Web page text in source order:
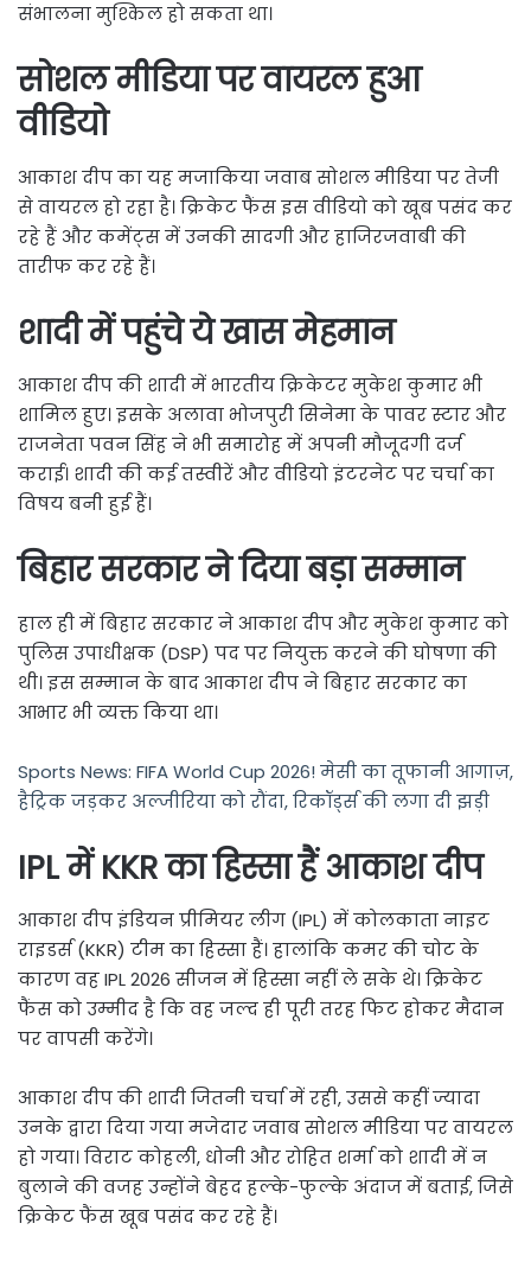
संभालना मुश्किल हो सकता था।
सोशल मीडिया पर वायरल हुआ
वीडियो
आकाश दीप का यह मजाकिया जवाब सोशल मीडिया पर तेजी
से वायरल हो रहा है। क्रिकेट फैंस इस वीडियो को खूब पसंद कर
रहे हैं और कमेंट्स में उनकी सादगी और हाजिरजवाबी की
तारीफ कर रहे हैं।
शादी में पहुंचे ये खास मेहमान
आकाश दीप की शादी में भारतीय क्रिकेटर मुकेश कुमार भी
शामिल हुए। इसके अलावा भोजपुरी सिनेमा के पावर स्टार और
राजनेता पवन सिंह ने भी समारोह में अपनी मौजूदगी दर्ज
कराई। शादी की कई तस्वीरें और वीडियो इंटरनेट पर चर्चा का
विषय बनी हुई हैं।
बिहार सरकार ने दिया बड़ा सम्मान
हाल ही में बिहार सरकार ने आकाश दीप और मुकेश कुमार को
पुलिस उपाधीक्षक (DSP) पद पर नियुक्त करने की घोषणा की
थी। इस सम्मान के बाद आकाश दीप ने बिहार सरकार का
आभार भी व्यक्त किया था।
Sports News: FIFA World Cup 2026! मेसी का तूफानी आगाज़,
हैट्रिक जड़कर अल्जीरिया को रौंदा, रिकॉर्ड्स की लगा दी झड़ी
IPL में KKR का हिस्सा हैं आकाश दीप
आकाश दीप इंडियन प्रीमियर लीग (IPL) में कोलकाता नाइट
राइडर्स (KKR) टीम का हिस्सा हैं। हालांकि कमर की चोट के
कारण वह IPL 2026 सीजन में हिस्सा नहीं ले सके थे। क्रिकेट
फैंस को उम्मीद है कि वह जल्द ही पूरी तरह फिट होकर मैदान
पर वापसी करेंगे।
आकाश दीप की शादी जितनी चर्चा में रही, उससे कहीं ज्यादा
उनके द्वारा दिया गया मजेदार जवाब सोशल मीडिया पर वायरल
हो गया। विराट कोहली, धोनी और रोहित शर्मा को शादी में न
बुलाने की वजह उन्होंने बेहद हल्के-फुल्के अंदाज में बताई, जिसे
क्रिकेट फैंस खूब पसंद कर रहे हैं।